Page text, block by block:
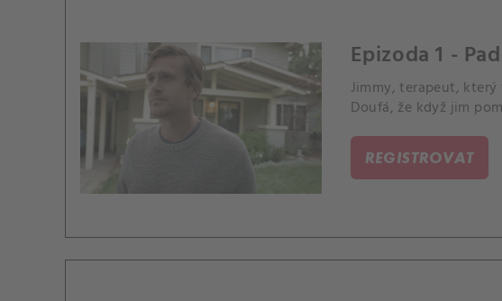
Epizoda 1 -
Jimmy, terapeut,
Doufá, že když jim
REGISTROVAT